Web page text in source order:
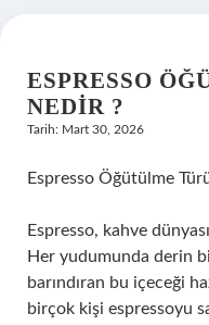
Hakkımızda
ESPRESSO
NEDIR ?
Tarih: Mart 30, 2026
Espresso Öğütülme
Espresso, kahve
Her yudumunda derin
barındıran bu içeceği
birçok kişi espressoyu